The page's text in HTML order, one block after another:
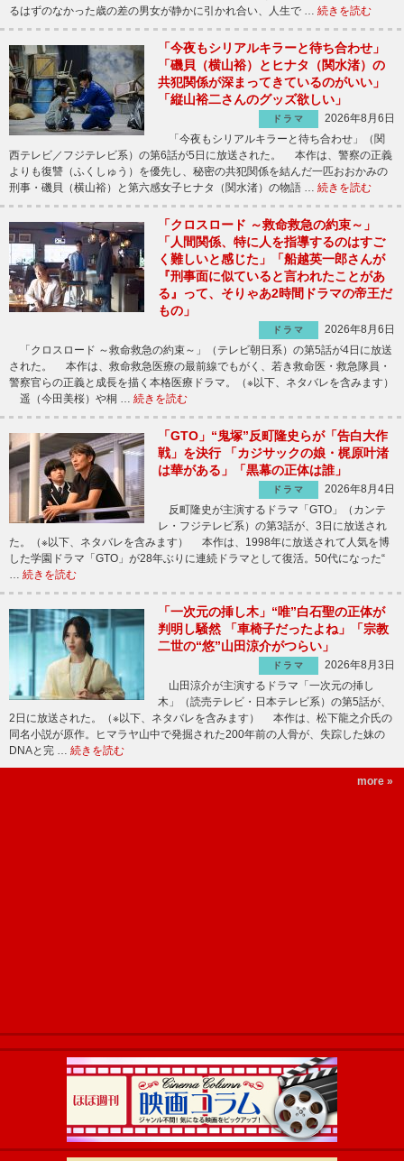
るはずのなかった歳の差の男女が静かに引かれ合い、人生で … 続きを読む
「今夜もシリアルキラーと待ち合わせ」
「磯貝（横山裕）とヒナタ（関水渚）の
共犯関係が深まってきているのがいい」
「縦山裕二さんのグッズ欲しい」
ドラマ
2026年8月6日
「今夜もシリアルキラーと待ち合わせ」（関
西テレビ／フジテレビ系）の第6話が5日に放送された。 本作は、警察の正義
よりも復讐（ふくしゅう）を優先し、秘密の共犯関係を結んだ一匹おおかみの
刑事・磯貝（横山裕）と第六感女子ヒナタ（関水渚）の物語 … 続きを読む
「クロスロード ～救命救急の約束～」
「人間関係、特に人を指導するのはすご
く難しいと感じた」「船越英一郎さんが
『刑事面に似ていると言われたことがあ
る』って、そりゃあ2時間ドラマの帝王だ
もの」
ドラマ
2026年8月6日
「クロスロード ～救命救急の約束～」（テレビ朝日系）の第5話が4日に放送
された。 本作は、救命救急医療の最前線でもがく、若き救命医・救急隊員・
警察官らの正義と成長を描く本格医療ドラマ。（※以下、ネタバレを含みます）
遥（今田美桜）や桐 … 続きを読む
「GTO」“鬼塚”反町隆史らが「告白大作
戦」を決行 「カジサックの娘・梶原叶渚
は華がある」「黒幕の正体は誰」
ドラマ
2026年8月4日
反町隆史が主演するドラマ「GTO」（カンテ
レ・フジテレビ系）の第3話が、3日に放送され
た。（※以下、ネタバレを含みます） 本作は、1998年に放送されて人気を博
した学園ドラマ「GTO」が28年ぶりに連続ドラマとして復活。50代になった“
… 続きを読む
「一次元の挿し木」“唯”白石聖の正体が
判明し騒然 「車椅子だったよね」「宗教
二世の“悠”山田涼介がつらい」
ドラマ
2026年8月3日
山田涼介が主演するドラマ「一次元の挿し
木」（読売テレビ・日本テレビ系）の第5話が、
2日に放送された。（※以下、ネタバレを含みます） 本作は、松下龍之介氏の
同名小説が原作。ヒマラヤ山中で発掘された200年前の人骨が、失踪した妹の
DNAと完 … 続きを読む
more »